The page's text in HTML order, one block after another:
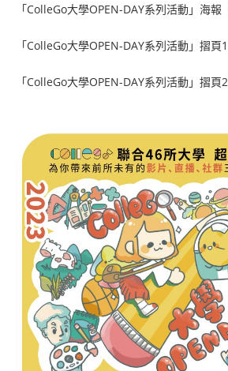
「ColleGo大學OPEN-DAY系列活動」海報
「ColleGo大學OPEN-DAY系列活動」摺頁1
「ColleGo大學OPEN-DAY系列活動」摺頁2